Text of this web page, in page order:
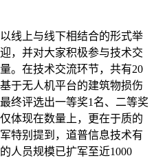
线上与线下相结合的形式举
，并对大家积极参与技术交
。在技术交流环节，共有20
于无人机平台的建筑物损伤
终评选出一等奖1名、二等奖
体现在数量上，更在于质的
特别提到，道普信息技术有
人员规模已扩军至近1000